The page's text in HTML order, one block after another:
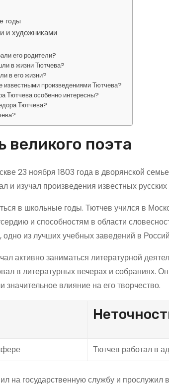
годы
и художниками
его родители?
в жизни Тютчева?
в его жизни?
известными произведениями Тютчева?
Тютчева особенно интересны?
Тютчева?
великого поэта
23 ноября 1803 года в дворянской
и изучал произведения известных русских
в школьные годы. Тютчев учился в
и способностям в области
из лучших учебных заведений в
активно заниматься литературной
в литературных вечерах и собраниях.
влияние на его творчество.
Тютчев работал в
на государственную службу и прослужил